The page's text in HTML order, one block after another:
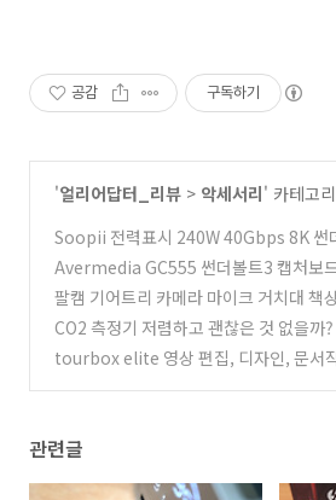
공감 구독하기
'얼리어답터_리뷰 > 악세서리' 카테고
Soopii 전력표시 240W 40Gbps 8K 썬
USB4 C to C 초고속 케이블 S42
(0)
Avermedia GC555 썬더볼트3 캡처보
팔캠 기어트리 카메라 마이크 거치대 책
영을 자주 한다면
(0)
CO2 측정기 저렴하고 괜찮은 것 없을까?
tourbox elite 영상 편집, 디자인, 문서
관련글